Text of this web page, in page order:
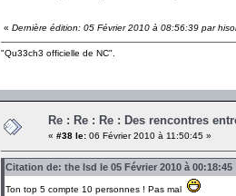
« Dernière édition: 05 Février 2010 à 08:56:39 par
"Qu33ch3 officielle de NC".
Re : Re : Re : Des rencontres
« #38 le: 06 Février 2010 à 11:50:45 »
Citation de: the lsd le 05 Février 2010 à 00:18:45
Ton top 5 compte 10 personnes ! Pas mal